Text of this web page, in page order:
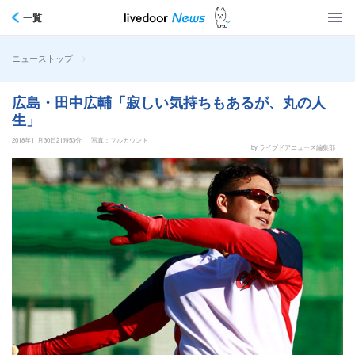
一覧
ニューストップ >
広島・田中広輔「寂しい気持ちもあるが、丸の人
生」
2018年11月30日21時53分
写真：フルカウント
by ライブドアニュース編集部